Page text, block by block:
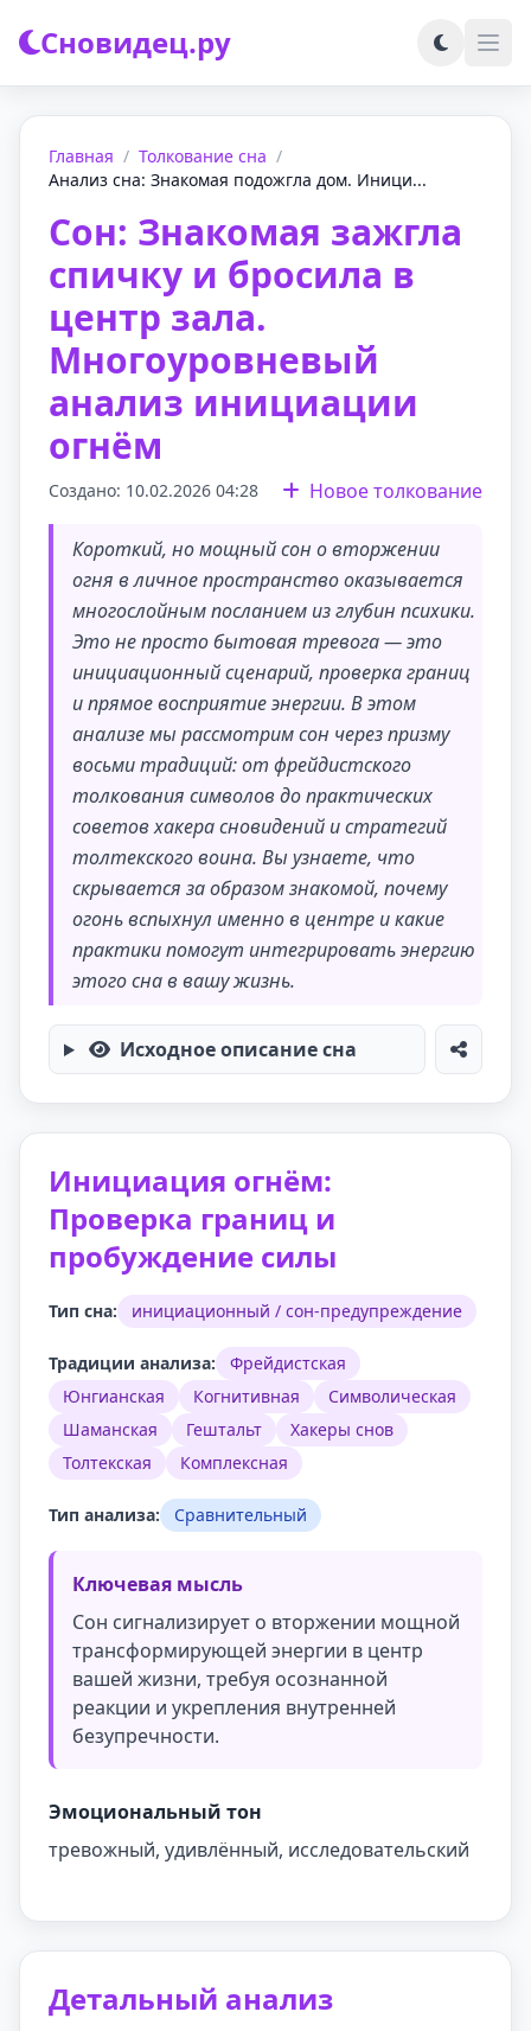
Сновидец.ру
Главная / Толкование сна /
Анализ сна: Знакомая подожгла дом. Иници...
Сон: Знакомая зажгла
спичку и бросила в
центр зала.
Многоуровневый
анализ инициации
огнём
Создано: 10.02.2026 04:28 Новое толкование
Короткий, но мощный сон о вторжении
огня в личное пространство оказывается
многослойным посланием из глубин психики.
Это не просто бытовая тревога — это
инициационный сценарий, проверка границ
и прямое восприятие энергии. В этом
анализе мы рассмотрим сон через призму
восьми традиций: от фрейдистского
толкования символов до практических
советов хакера сновидений и стратегий
толтекского воина. Вы узнаете, что
скрывается за образом знакомой, почему
огонь вспыхнул именно в центре и какие
практики помогут интегрировать энергию
этого сна в вашу жизнь.
Исходное описание сна
Инициация огнём:
Проверка границ и
пробуждение силы
Тип сна: инициационный / сон-предупреждение
Традиции анализа:
Фрейдистская
Юнгианская
Когнитивная
Символическая
Шаманская
Гештальт
Хакеры снов
Толтекская
Комплексная
Тип анализа: Сравнительный
Ключевая мысль
Сон сигнализирует о вторжении мощной
трансформирующей энергии в центр
вашей жизни, требуя осознанной
реакции и укрепления внутренней
безупречности.
Эмоциональный тон
тревожный, удивлённый, исследовательский
Детальный анализ